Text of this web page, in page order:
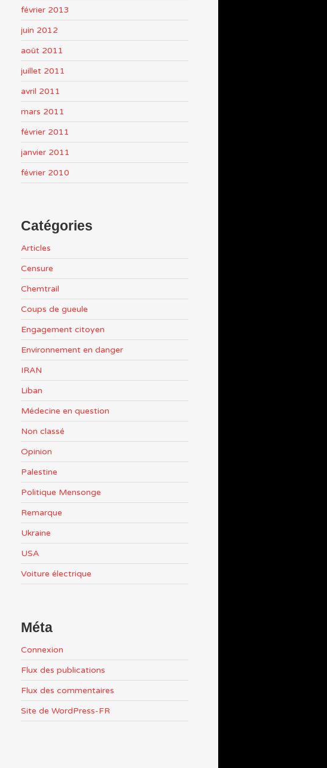
février 2013
juin 2012
août 2011
juillet 2011
avril 2011
mars 2011
février 2011
janvier 2011
février 2010
Catégories
Articles
Censure
Chemtrail
Coups de gueule
Engagement citoyen
Environnement en danger
IRAN
Liban
Médecine en question
Non classé
Opinion
Palestine
Politique Mensonge
Remarque
Ukraine
USA
Voiture électrique
Méta
Connexion
Flux des publications
Flux des commentaires
Site de WordPress-FR